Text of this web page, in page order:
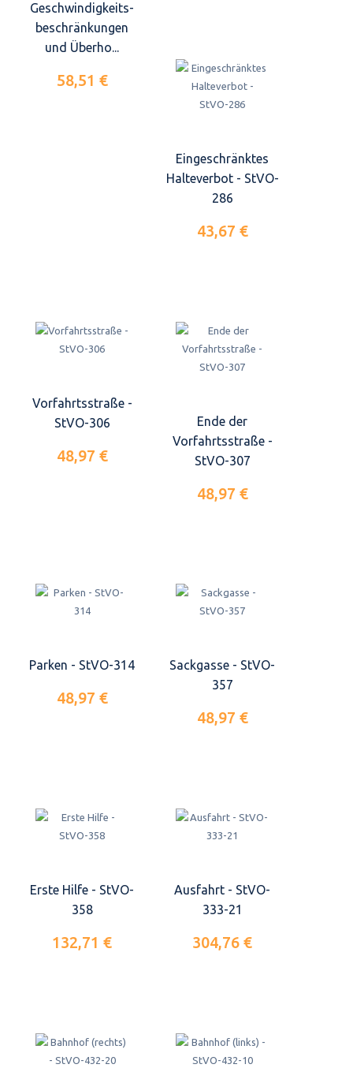
Geschwindigkeits-
beschränkungen
und Überho...
58,51 €
Eingeschränktes
Halteverbot - StVO-
286
43,67 €
Vorfahrtsstraße -
StVO-306
48,97 €
Ende der
Vorfahrtsstraße -
StVO-307
48,97 €
Parken - StVO-314
48,97 €
Sackgasse - StVO-
357
48,97 €
Erste Hilfe - StVO-
358
132,71 €
Ausfahrt - StVO-
333-21
304,76 €